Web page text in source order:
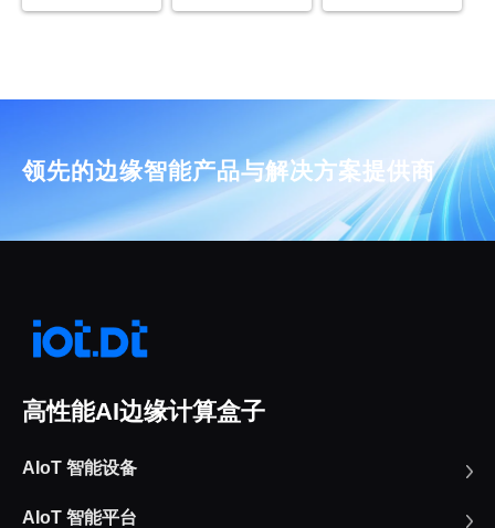
领先的边缘智能产品与解决方案提供商
高性能AI边缘计算盒子
AIoT 智能设备
AIoT 智能平台